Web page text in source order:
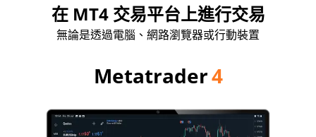
在 MT4 交易平台上進行交易
無論是透過電腦、網路瀏覽器或行動裝置
Metatrader4